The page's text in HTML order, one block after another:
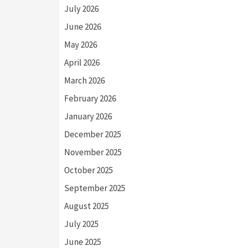
July 2026
June 2026
May 2026
April 2026
March 2026
February 2026
January 2026
December 2025
November 2025
October 2025
September 2025
August 2025
July 2025
June 2025